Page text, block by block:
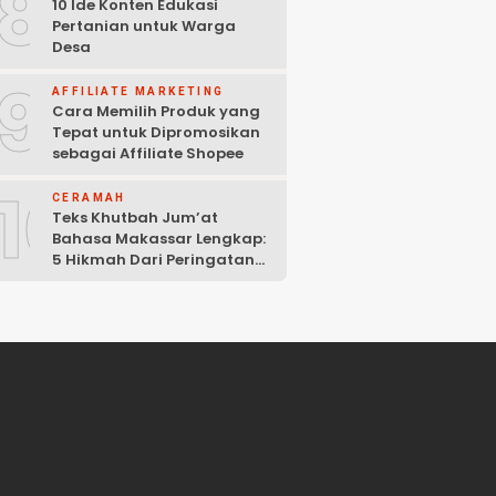
10 Ide Konten Edukasi
Pertanian untuk Warga
Desa
AFFILIATE MARKETING
Cara Memilih Produk yang
Tepat untuk Dipromosikan
sebagai Affiliate Shopee
CERAMAH
Teks Khutbah Jum’at
Bahasa Makassar Lengkap:
5 Hikmah Dari Peringatan